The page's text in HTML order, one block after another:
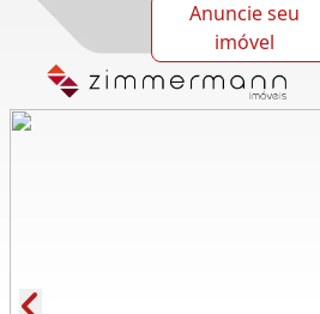
Anuncie seu
imóvel